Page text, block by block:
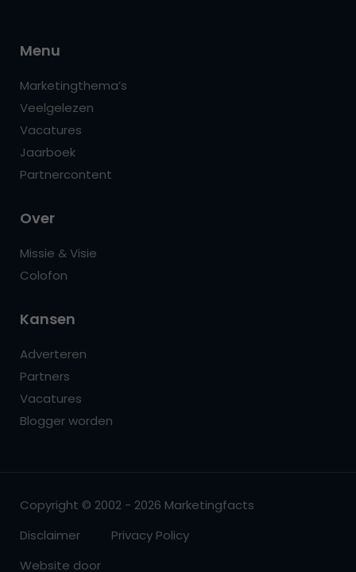
Menu
Marketingthema’s
Veelgelezen
Vacatures
Jaarboek
Partnercontent
Over
Missie & Visie
Colofon
Kansen
Adverteren
Partners
Vacatures
Blogger worden
Copyright © 2002 - 2026 Marketingfacts
Disclaimer
Privacy Policy
Website door